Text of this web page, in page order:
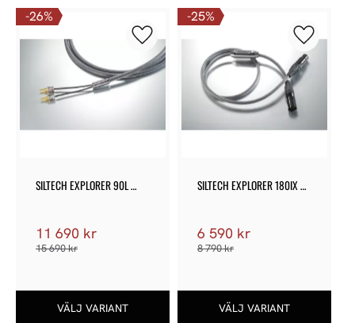
SILTECH EXPLORER 90L
11 690 kr
15 690kr
26%
Lägg till i favoriter
SILTECH EXPLORER 180IX
6 590 kr
8 790kr
25%
Lägg till